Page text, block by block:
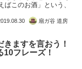
このお酒」という、
扇ガ谷 道房
きますを言おう！
10フレーズ！